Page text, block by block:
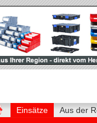
Einsätze Aus der